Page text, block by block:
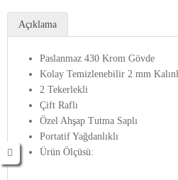
Açıklama
Paslanmaz 430 Krom Gövde
Kolay Temizlenebilir 2 mm
2 Tekerlekli
Çift Raflı
Özel Ahşap Tutma Saplı
Portatif Yağdanlıklı
Ürün Ölçüsü: